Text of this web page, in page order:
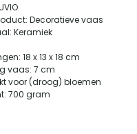
Decoratieve vaas
Keramiek
18 x 13 x 18 cm
vaas: 7 cm
voor (droog) bloemen
700 gram